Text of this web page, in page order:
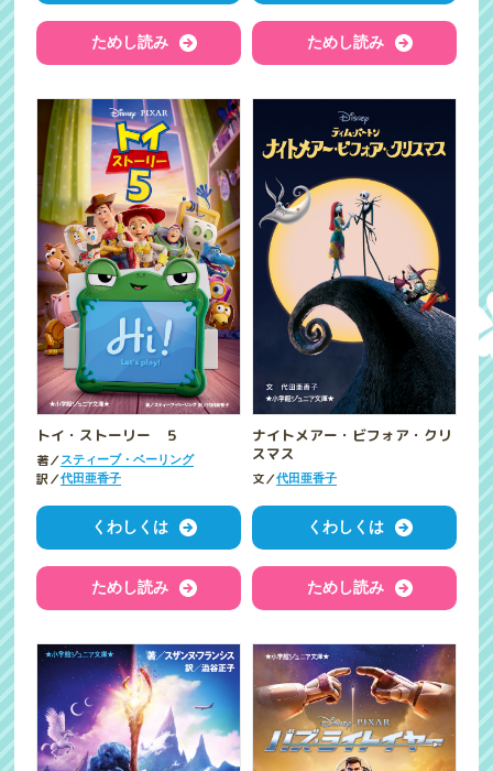
ためし読み ためし読み
トイ・ストーリー ５
著／スティーブ・ベーリング
訳／代田亜香子
くわしくは
ためし読み
ナイトメアー・ビフォア・クリ
スマス
文／代田亜香子
くわしくは
ためし読み